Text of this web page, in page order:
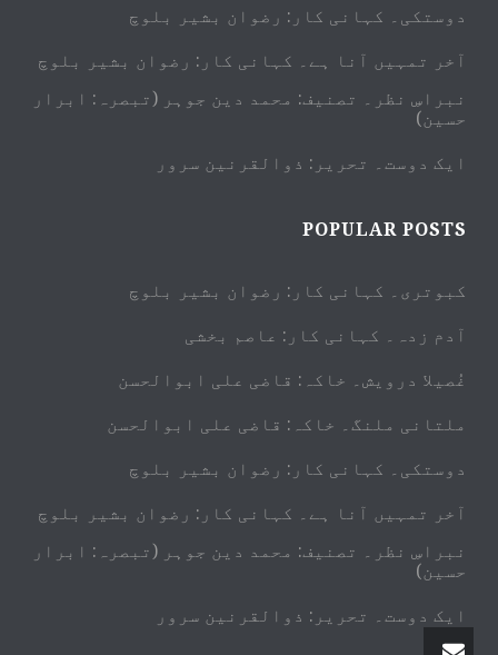
دوستکی۔ کہانی کار: رضوان بشیر بلوچ
آخر تمہیں آنا ہے۔ کہانی کار: رضوان بشیر بلوچ
نبراسِ نظر۔ تصنیف: محمد دین جوہر (تبصرہ: ابرار
حسین)
ایک دوست۔ تحریر: ذوالقرنین سرور
POPULAR POSTS
کبوتری۔ کہانی کار: رضوان بشیر بلوچ
آدم زدہ۔ کہانی کار: عاصم بخشی
غُصیلا درویش۔ خاکہ: قاضی علی ابوالحسن
ملتانی ملنگ۔ خاکہ: قاضی علی ابوالحسن
دوستکی۔ کہانی کار: رضوان بشیر بلوچ
آخر تمہیں آنا ہے۔ کہانی کار: رضوان بشیر بلوچ
نبراسِ نظر۔ تصنیف: محمد دین جوہر (تبصرہ: ابرار
حسین)
ایک دوست۔ تحریر: ذوالقرنین سرور